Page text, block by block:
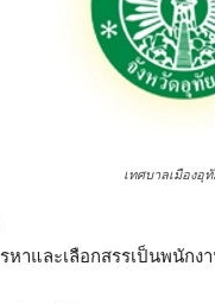
เทศบาลเมืองอุ
หาและเลือกสรรเป็นพนักง